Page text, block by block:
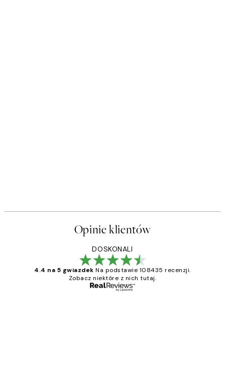
Opinie klientów
DOSKONALI
4.4 na 5 gwiazdek Na podstawie 108435 recenzji.
Zobacz niektóre z nich tutaj.